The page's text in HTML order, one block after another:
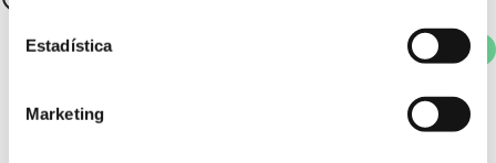
Estadística
Marketing
Votar